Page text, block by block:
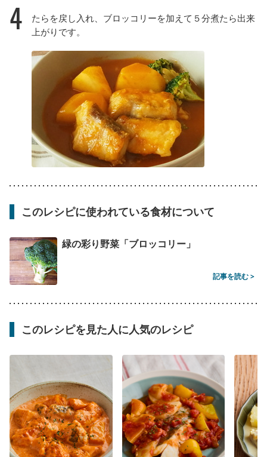
4
たらを戻し入れ、ブロッコリーを加えて５分煮たら出来
上がりです。
このレシピに使われている食材について
緑の彩り野菜「ブロッコリー」
記事を読む >
このレシピを見た人に人気のレシピ